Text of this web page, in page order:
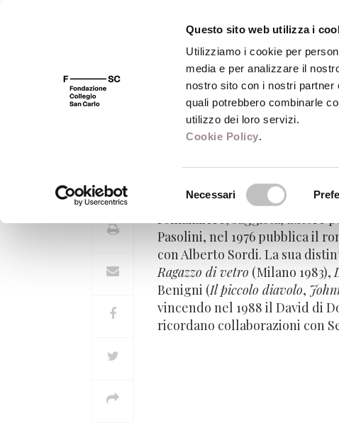
Questo sito web utilizza i
Utilizziamo i cookie per
media e per analizzare il
nostro sito con i nostri
quali potrebbero combinarle
utilizzo dei loro servizi.
Cookie Policy.
Necessari
FSC 400 Fondazione Biblioteca
Vincenzo Cerami
romanziere, saggista, autore
Pasolini, nel 1976 pubblica il
con Alberto Sordi. La sua
Ragazzo di vetro (Milano 1983),
Benigni (Il piccolo diavolo,
vincendo nel 1988 il David di
ricordano collaborazioni con